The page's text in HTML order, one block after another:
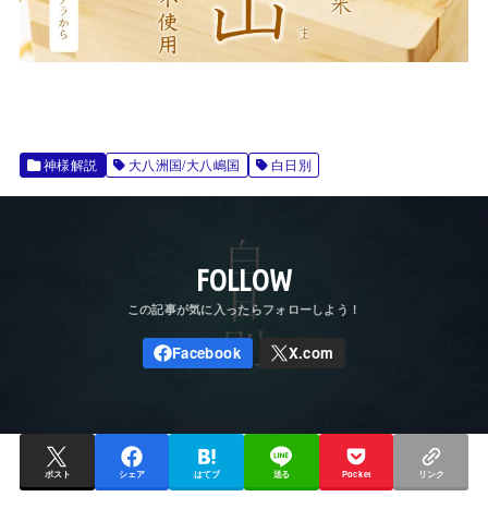
神様解説 大八洲国/大八嶋国 白日別
FOLLOW
ポスト シェア はてブ 送る Pocket リンク